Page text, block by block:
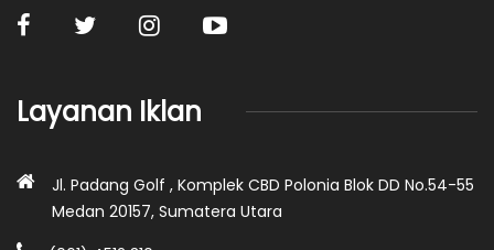
Layanan Iklan
Jl. Padang Golf , Komplek CBD Polonia Blok DD No.54-55
Medan 20157, Sumatera Utara